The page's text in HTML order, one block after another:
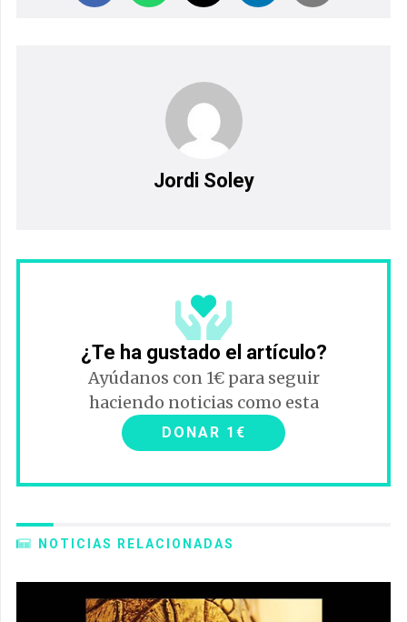
Jordi Soley
¿Te ha gustado el artículo?
Ayúdanos con 1€ para seguir
haciendo noticias como esta
DONAR 1€
NOTICIAS RELACIONADAS